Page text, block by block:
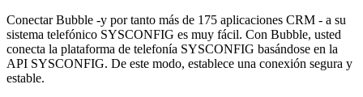
Conectar Bubble -y por tanto más de 175 aplicaciones CRM - a su
sistema telefónico SYSCONFIG es muy fácil. Con Bubble, usted
conecta la plataforma de telefonía SYSCONFIG basándose en la
API SYSCONFIG. De este modo, establece una conexión segura y
estable.